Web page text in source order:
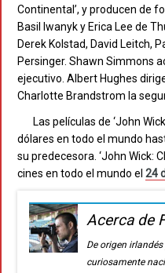
Continental’, y producen de
Basil Iwanyk y Erica Lee de
Derek Kolstad, David Leitch,
Persinger. Shawn Simmons
ejecutivo. Albert Hughes
Charlotte Brandstrom la
Las películas de ‘John
dólares en todo el mundo
su predecesora. ‘John Wick:
cines en todo el mundo el 24
Acerca de
De origen
curiosamente